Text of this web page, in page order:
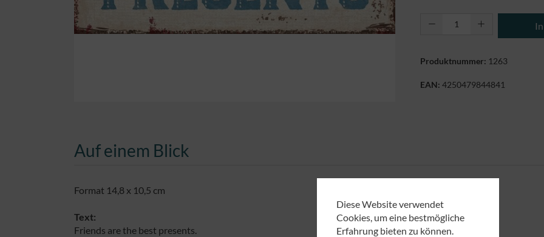
Produkt Anzahl:
Produktnummer: 1263
EAN: 4250479844841
Auf einem Blick
Format 14,8 x 10,5 cm
Text:
Friends are the best presents.
Diese Website verwendet
Cookies, um eine bestmögliche
Erfahrung bieten zu können.